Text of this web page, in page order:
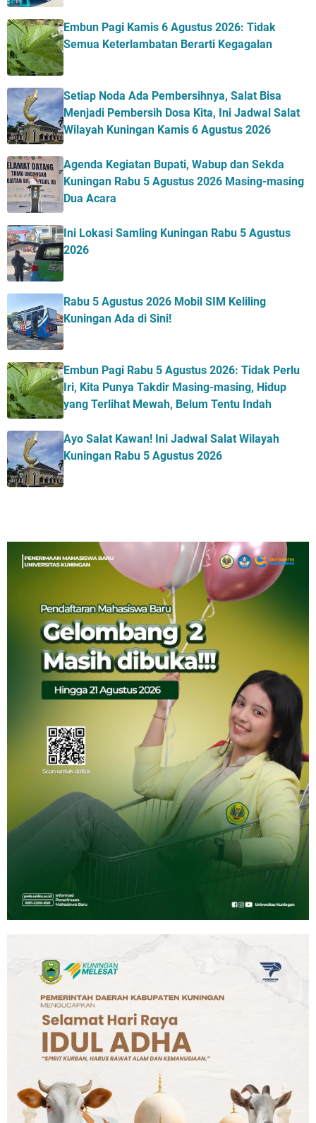
Embun Pagi Kamis 6 Agustus 2026: Tidak
Semua Keterlambatan Berarti Kegagalan
Setiap Noda Ada Pembersihnya, Salat Bisa
Menjadi Pembersih Dosa Kita, Ini Jadwal Salat
Wilayah Kuningan Kamis 6 Agustus 2026
Agenda Kegiatan Bupati, Wabup dan Sekda
Kuningan Rabu 5 Agustus 2026 Masing-masing
Dua Acara
Ini Lokasi Samling Kuningan Rabu 5 Agustus
2026
Rabu 5 Agustus 2026 Mobil SIM Keliling
Kuningan Ada di Sini!
Embun Pagi Rabu 5 Agustus 2026: Tidak Perlu
Iri, Kita Punya Takdir Masing-masing, Hidup
yang Terlihat Mewah, Belum Tentu Indah
Ayo Salat Kawan! Ini Jadwal Salat Wilayah
Kuningan Rabu 5 Agustus 2026